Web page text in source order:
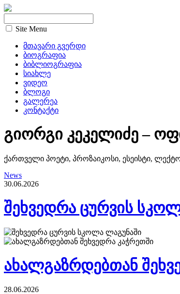
Site Menu
მთავარი გვერდი
ბიოგრაფია
ბიბლიოგრაფია
სიახლე
ვიდეო
ბლოგი
გალერეა
კონტაქტი
გიორგი კეკელიძე –
ქართველი პოეტი, პროზაიკოსი, ესეისტი,
News
30.06.2026
შეხვედრა ცურვის
ახალგაზრდებთან
28.06.2026